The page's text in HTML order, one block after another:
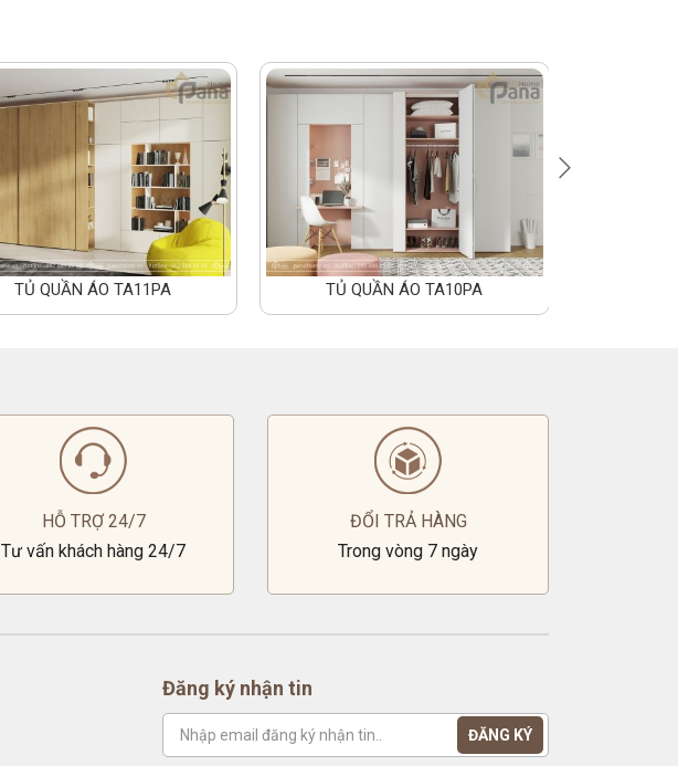
TỦ QUẦN ÁO TA11PA TỦ QUẦN ÁO TA10PA
HỖ TRỢ 24/7
Tư vấn khách hàng 24/7
ĐỔI TRẢ HÀNG
Trong vòng 7 ngày
Đăng ký nhận tin